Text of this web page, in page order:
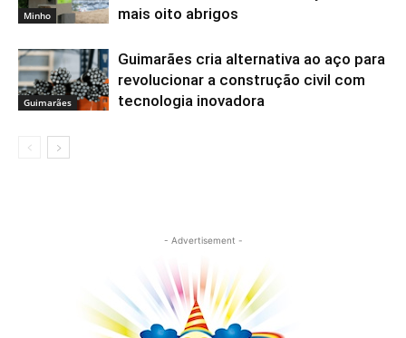
Minho
mais oito abrigos
Guimarães
Guimarães cria alternativa ao aço para
revolucionar a construção civil com
tecnologia inovadora
- Advertisement -